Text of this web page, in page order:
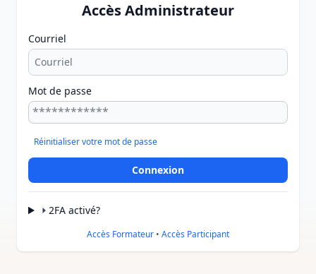
Accès Administrateur
Courriel
Mot de passe
Réinitialiser votre mot de passe
2FA activé?
Accès Formateur • Accès Participant